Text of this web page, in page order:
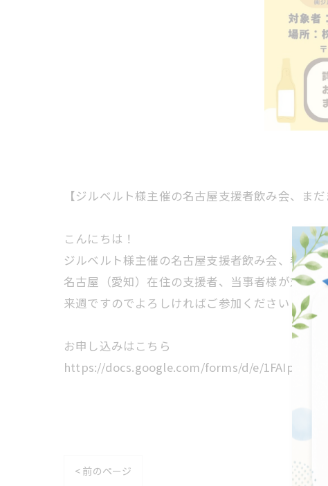
【ジルベルト様主催の名古屋支援者飲み会、まだ
こんにちは！
ジルベルト様主催の名古屋支援者飲み会、参加
名古屋（愛知）在住の支援者、当事者様が対象
来週ですのでよろしければご参加ください！
お申し込みはこちら
https://docs.google.com/forms/d/e/
< 前のページ